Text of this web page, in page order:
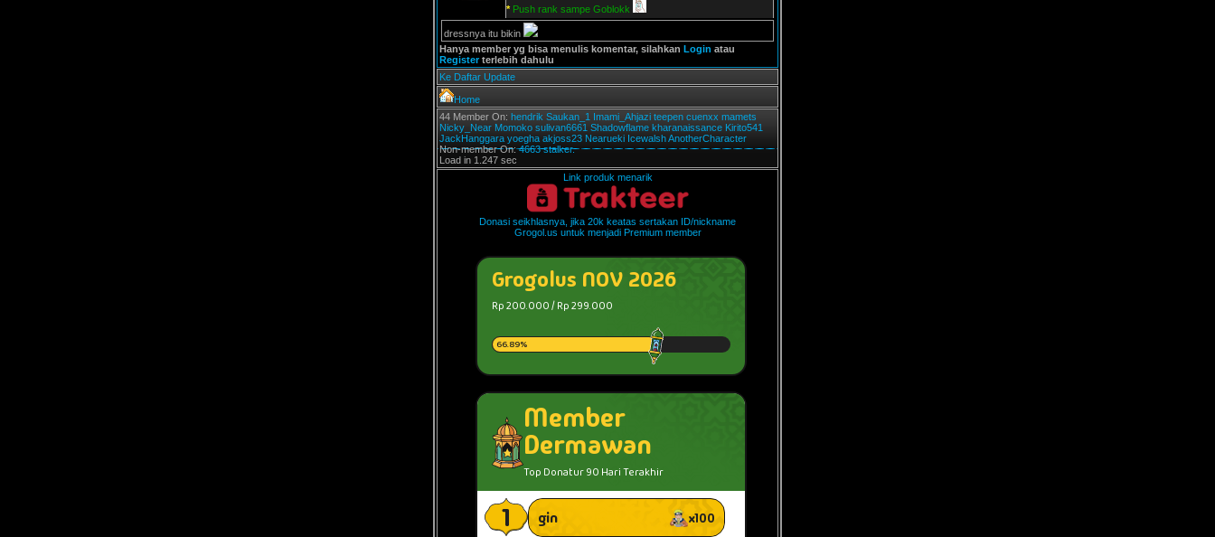
* Push rank sampe Goblokk
dressnya itu bikin
Hanya member yg bisa menulis komentar, silahkan Login atau
Registerterlebih dahulu
Ke Daftar Update
Home
44 Member On: hendrik Saukan_1 Imami_Ahjazi teepen cuenxx mamets
Nicky_Near Momoko sulivan6661 Shadowflame kharanaissance Kirito541
JackHanggara yoegha akjoss23 Nearueki IcewalshAnotherCharacter
Non-member On:4663 stalker.
Load in 1.247 sec
Link produk menarik
Donasi seikhlasnya, jika 20k keatas sertakan ID/nickname
Grogol.us untuk menjadi Premium member